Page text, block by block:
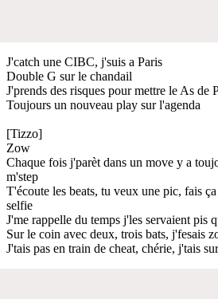
J'catch une CIBC, j'suis a Paris
Double G sur le chandail
J'prends des risques pour mettre le As de
Toujours un nouveau play sur l'agenda
[Tizzo]
Zow
Chaque fois j'parèt dans un move y a
m'step
T'écoute les beats, tu veux une pic, fais
selfie
J'me rappelle du temps j'les servaient pis
Sur le coin avec deux, trois bats, j'fesais
J'tais pas en train de cheat, chérie, j'tais